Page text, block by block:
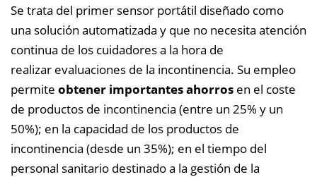
Se trata del primer sensor portátil diseñado como
una solución automatizada y que no necesita atención
continua de los cuidadores a la hora de
realizar evaluaciones de la incontinencia. Su empleo
permite obtener importantes ahorros en el coste
de productos de incontinencia (entre un 25% y un
50%); en la capacidad de los productos de
incontinencia (desde un 35%); en el tiempo del
personal sanitario destinado a la gestión de la